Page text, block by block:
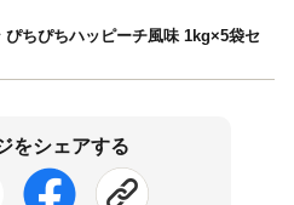
ちぴちハッピーチ風味 1kg×5袋セ
をシェアする